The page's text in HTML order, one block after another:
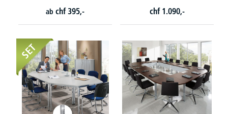
ab chf 395,- chf 1.090,-
SET